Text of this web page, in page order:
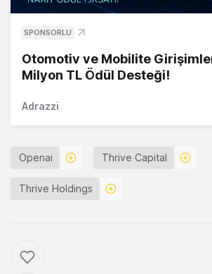
SPONSORLU
Otomotiv ve Mobilite
Milyon TL Ödül Desteği!
Adrazzi
Openai Thrive Capital
Thrive Holdings